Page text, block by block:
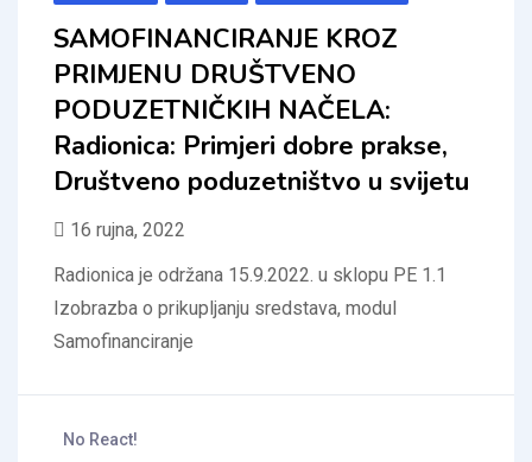
SAMOFINANCIRANJE KROZ
PRIMJENU DRUŠTVENO
PODUZETNIČKIH NAČELA:
Radionica: Primjeri dobre prakse,
Društveno poduzetništvo u svijetu
16 rujna, 2022
Radionica je održana 15.9.2022. u sklopu PE 1.1
Izobrazba o prikupljanju sredstava, modul
Samofinanciranje
No React!